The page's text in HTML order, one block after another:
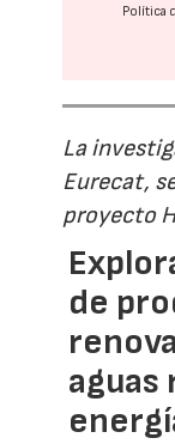
Política
La
Eurecat,
proyecto
de
aguas